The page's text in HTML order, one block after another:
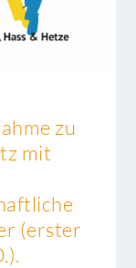
zu
mit
(erster